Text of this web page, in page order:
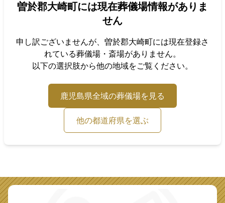
会社概要 店舗用地募集
曽於郡大崎町には現在葬儀場情報がありま
せん
申し訳ございませんが、 曽於郡大崎町には現在登録さ
れている葬儀場・斎場がありません。
以下の選択肢から他の地域をご覧ください。
鹿児島県全域の葬儀場を見る
他の都道府県を選ぶ